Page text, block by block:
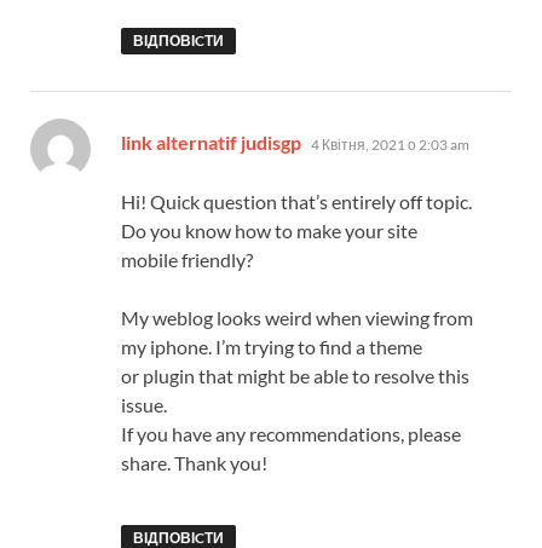
ВІДПОВІCТИ
link alternatif judisgp 4 Квітня, 2021 о 2:03 am
Hi! Quick question that’s entirely off topic.
Do you know how to make your site
mobile friendly?
My weblog looks weird when viewing from
my iphone. I’m trying to find a theme
or plugin that might be able to resolve this
issue.
If you have any recommendations, please
share. Thank you!
ВІДПОВІCТИ